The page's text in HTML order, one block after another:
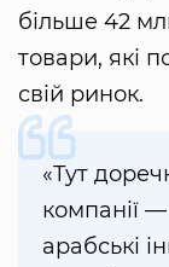
більше 42
товари, які
свій ринок.
«Тут
компанії —
арабські